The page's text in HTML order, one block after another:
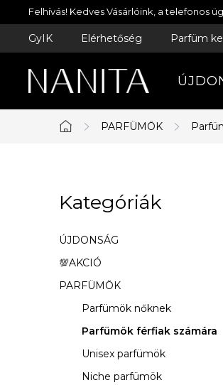
Ugrás
a
Felhívás! Kedves Vásárlóink, a telefonos
GyIK Elérhetőség Parfüm
Kezdőlap
PARFÜMÖK
l
d
a
l
Kategóriák
átugrása
Kategóriák
ÚJDONSÁG
💯AKCIÓ
PARFÜMÖK
Parfümök nőknek
Parfümök férfiak számára
Unisex parfümök
Niche parfümök